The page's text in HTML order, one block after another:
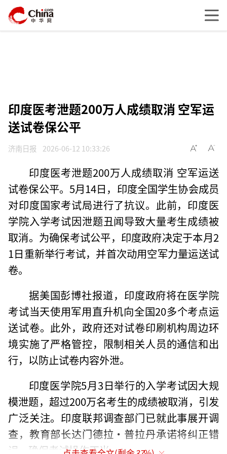
印度医考泄题200万人成绩取消 空军运
送试卷保公平
济南日报 2026-06-12 10:33:26
印度医考泄题200万人成绩取消 空军运送
试卷保公平。5月14日，印度全国学生协会成员
对印度国家考试局进行了抗议。此前，印度医
学院入学考试因泄题丑闻导致大量考生成绩被
取消。为确保考试公平，印度政府决定于本月2
1日重新举行考试，并首次动用空军力量运送试
卷。
据美国彭博社报道，印度政府将在医学院
考试当天使用军用直升机向全国20多个考点运
送试卷。此外，政府还对试卷印刷机构周边环
境实施了严格管控，限制相关人员的通信和出
行，以防止试卷内容外泄。
印度医学院5月3日举行的入学考试因大规
模泄题，超过200万名考生的成绩被取消，引发
广泛关注。印度联邦调查部门已就此事展开调
查，教育部长达门德拉·普拉丹承诺将纠正错
误，确保考试操作正当。